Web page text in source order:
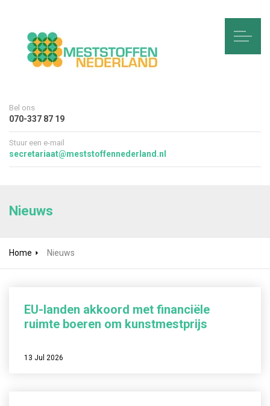
Bel ons
070-337 87 19
Stuur een e-mail
secretariaat@meststoffennederland.nl
Nieuws
Home Nieuws
EU-landen akkoord met financiële
ruimte boeren om kunstmestprijs
13 Jul 2026